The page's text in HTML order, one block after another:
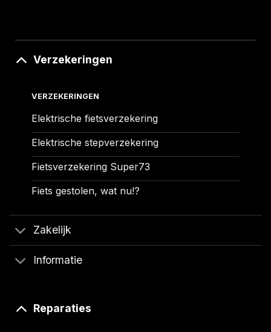
Verzekeringen
VERZEKERINGEN
Elektrische fietsverzekering
Elektrische stepverzekering
Fietsverzekering Super73
Fiets gestolen, wat nu!?
Zakelijk
Informatie
Reparaties